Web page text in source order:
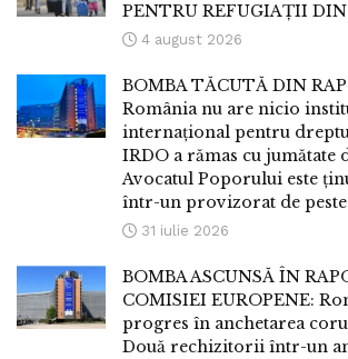
PENTRU REFUGIAȚII
4 august 2026
BOMBA TĂCUTĂ DIN
România nu are nicio
internațional pentru
IRDO a rămas cu jumătate
Avocatul Poporului este
într-un provizorat de
31 iulie 2026
BOMBA ASCUNSĂ ÎN
COMISIEI EUROPENE:
progres în anchetarea
Două rechizitorii într-un